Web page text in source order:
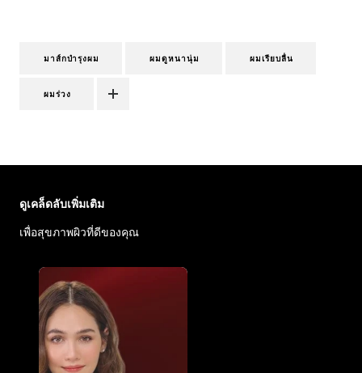
มาส์กบำรุงผม ผมดูหนานุ่ม ผมเรียบลื่น
ผมร่วง
ดูเคล็ดลับเพิ่มเติม
เพื่อสุขภาพผิวที่ดีของคุณ